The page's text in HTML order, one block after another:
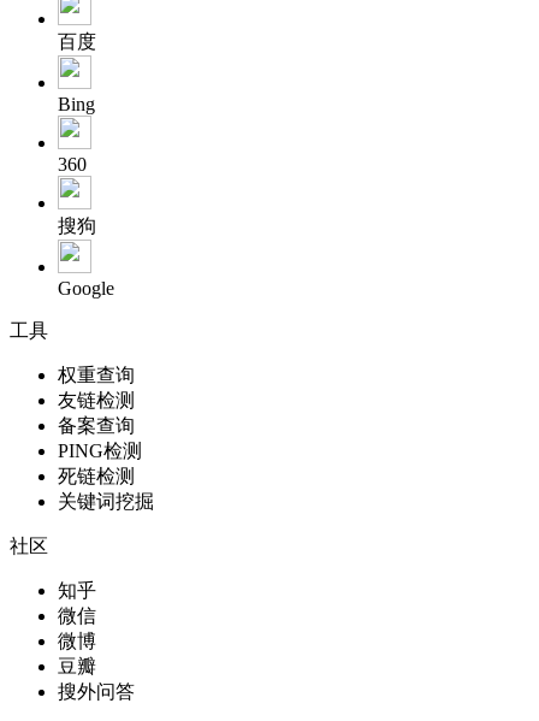
百度
Bing
360
搜狗
Google
工具
权重查询
友链检测
备案查询
PING检测
死链检测
关键词挖掘
社区
知乎
微信
微博
豆瓣
搜外问答